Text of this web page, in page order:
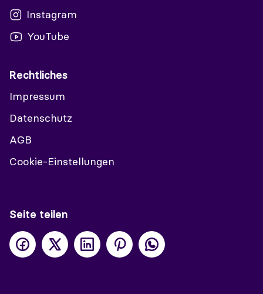
Instagram
YouTube
Rechtliches
Impressum
Datenschutz
AGB
Cookie-Einstellungen
Seite teilen